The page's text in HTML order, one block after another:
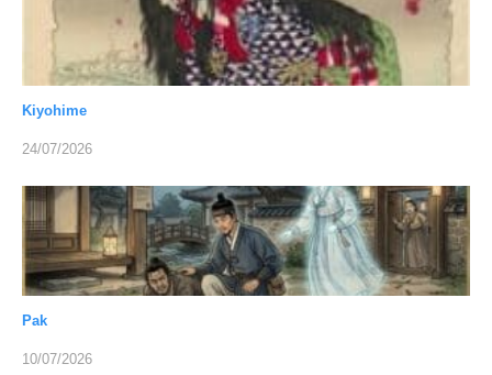
Kiyohime
24/07/2026
Pak
10/07/2026